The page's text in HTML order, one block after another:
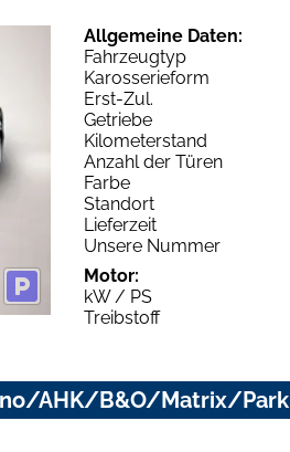
Allgemeine Daten:
Fahrzeugtyp
Karosserieform
Erst-Zul.
Getriebe
Kilometerstand
Anzahl der Türen
Farbe
Standort
Lieferzeit
Unsere Nummer
Motor:
kW / PS
Treibstoff
AHK/B&O/Matrix/Park